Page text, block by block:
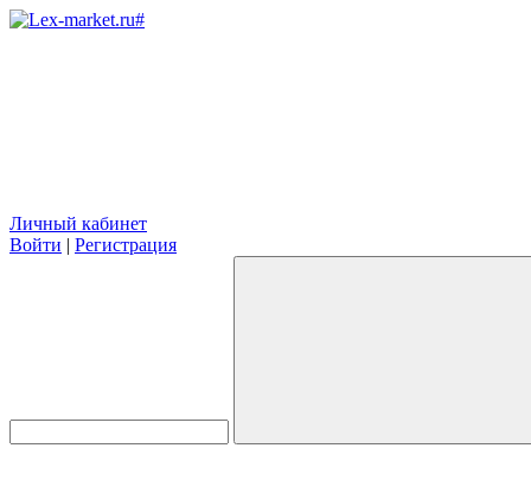
Личный кабинет
Войти | Регистрация